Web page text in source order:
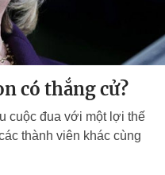
có thắng cử?
cuộc đua với một lợi thế
thành viên khác cùng